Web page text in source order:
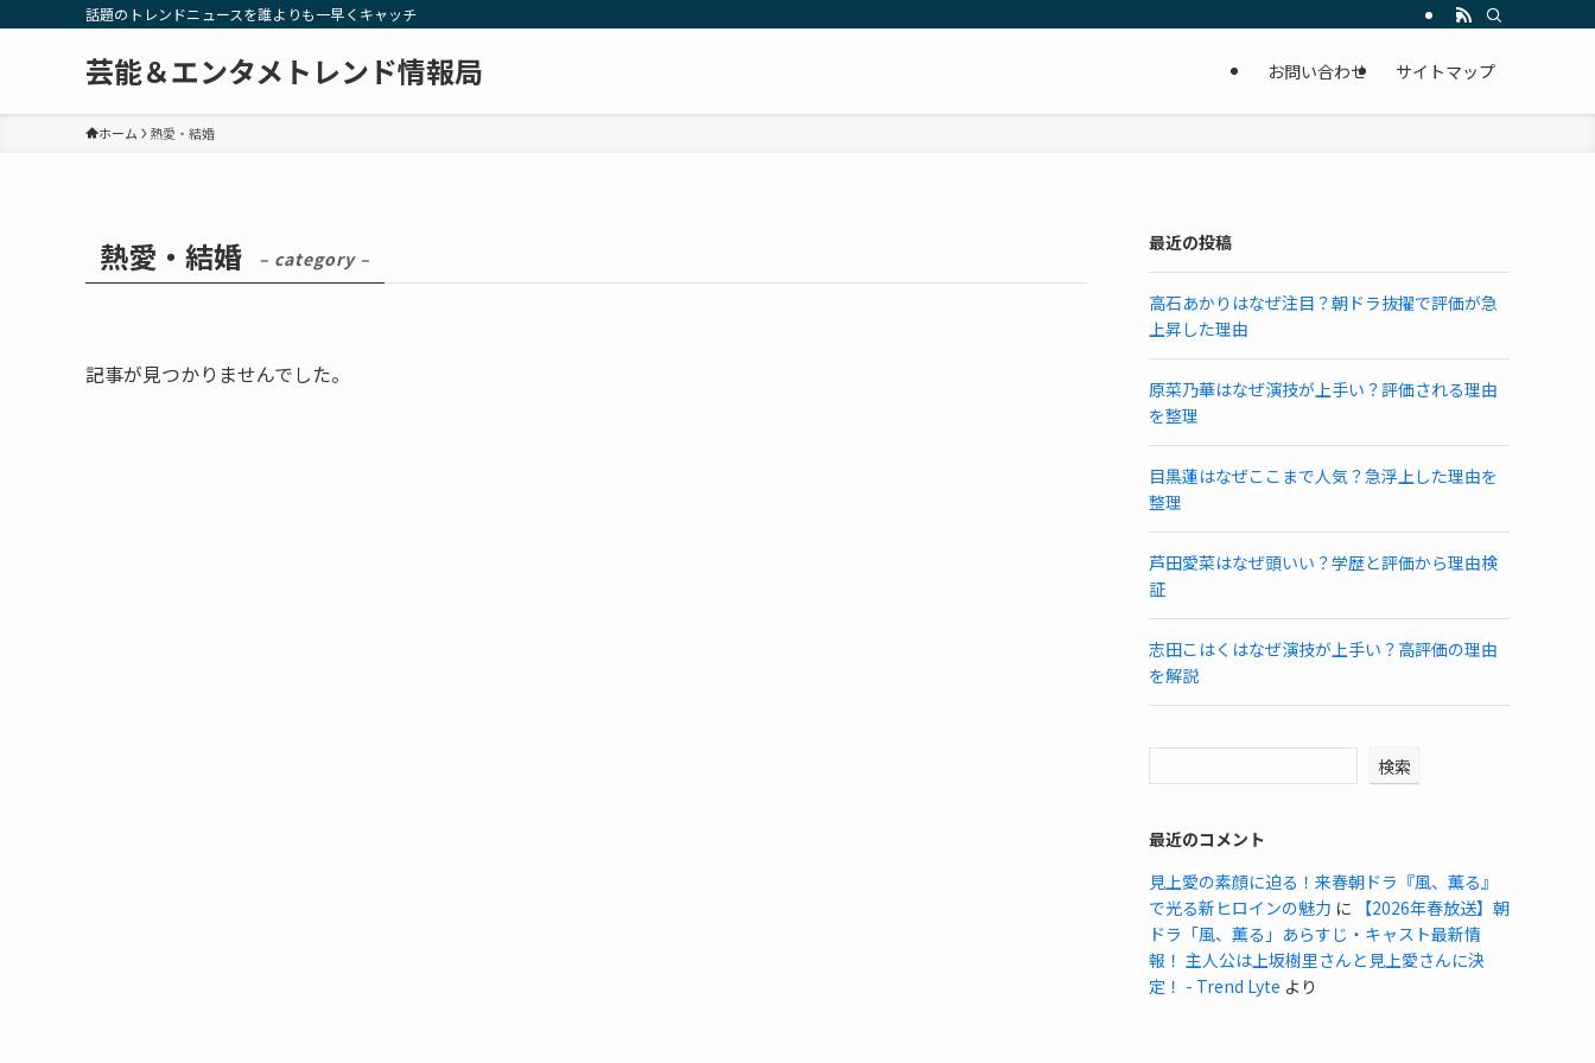
話題のトレンドニュースを誰よりも一早くキャッチ
芸能＆エンタメトレンド情報局 お問い合わせ サイトマップ
ホーム 熱愛・結婚
熱愛・結婚 – category –
記事が見つかりませんでした。
最近の投稿
高石あかりはなぜ注目？朝ドラ抜擢で評価が急
上昇した理由
原菜乃華はなぜ演技が上手い？評価される理由
を整理
目黒蓮はなぜここまで人気？急浮上した理由を
整理
芦田愛菜はなぜ頭いい？学歴と評価から理由検
証
志田こはくはなぜ演技が上手い？高評価の理由
を解説
検索
最近のコメント
見上愛の素顔に迫る！来春朝ドラ『風、薫る』
で光る新ヒロインの魅力 に
【2026年春放送】朝
ドラ「風、薫る」あらすじ・キャスト最新情
報！ 主人公は上坂樹里さんと見上愛さんに決
定！ - Trend Lyte より